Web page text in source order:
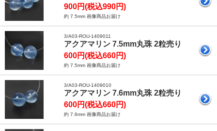
900円(税込990円)
約 7.5mm 画像商品お届け
3/A03-ROU-1409011
アクアマリン 7.5mm丸珠 2粒売り
600円(税込660円)
約 7.5mm 画像商品お届け
3/A03-ROU-1409010
アクアマリン 7.6mm丸珠 2粒売り
600円(税込660円)
約 7.6mm 画像商品お届け